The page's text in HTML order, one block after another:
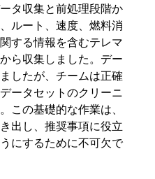
タ収集と前処理段階か
ルート、速度、燃料消
する情報を含むテレマ
ら収集しました。デー
したが、チームは正確
ータセットのクリーニ
この基礎的な作業は、
出し、推奨事項に役立
にするために不可欠で